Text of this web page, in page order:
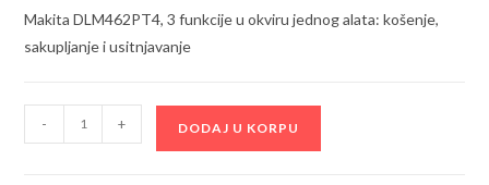
203.280,00 рсд.
Makita DLM462PT4, 3 funkcije u okviru jednog alata: košenje,
sakupljanje i usitnjavanje
-
- + DODAJ U KORPU